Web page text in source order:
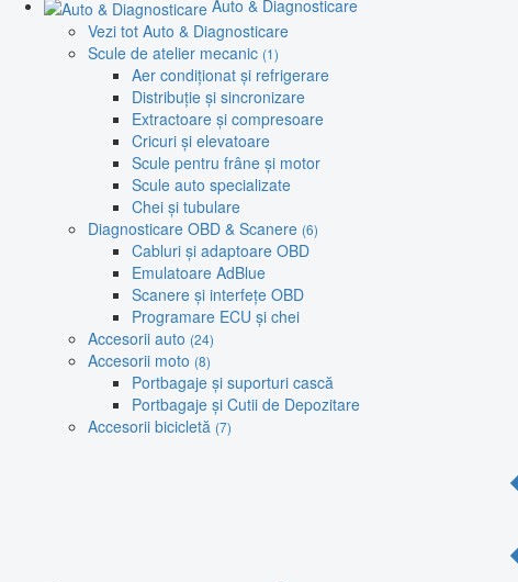
Auto & Diagnosticare
Vezi tot Auto & Diagnosticare
Scule de atelier mecanic (1)
Aer condiționat și refrigerare
Distribuție și sincronizare
Extractoare și compresoare
Cricuri și elevatoare
Scule pentru frâne și motor
Scule auto specializate
Chei și tubulare
Diagnosticare OBD & Scanere (6)
Cabluri și adaptoare OBD
Emulatoare AdBlue
Scanere și interfețe OBD
Programare ECU și chei
Accesorii auto (24)
Accesorii moto (8)
Portbagaje și suporturi cască
Portbagaje și Cutii de Depozitare
Accesorii bicicletă (7)